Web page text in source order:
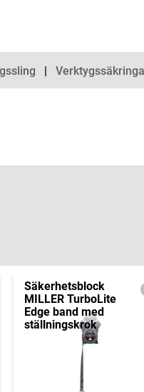
Säkerhetsblock
MILLER TurboLite
Edge band med
ställningskrok